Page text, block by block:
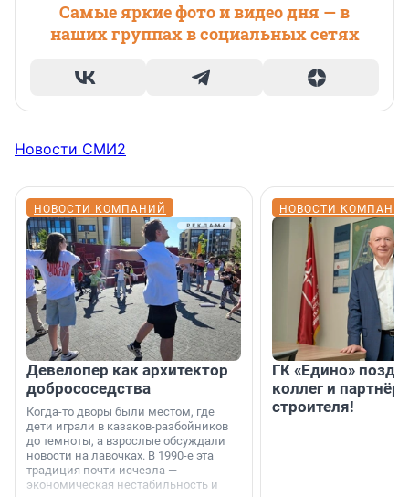
Самые яркие фото и видео дня — в
наших группах в социальных сетях
Новости СМИ2
НОВОСТИ КОМПАНИЙ
Девелопер как архитектор
добрососедства
Когда-то дворы были местом, где
дети играли в казаков-разбойников
до темноты, а взрослые обсуждали
новости на лавочках. В 1990-е эта
традиция почти исчезла —
экономическая нестабильность и
НОВОСТИ
ГК «Едино»
коллег и
строителя!